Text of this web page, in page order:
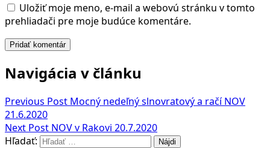
Uložiť moje meno, e-mail a webovú stránku v tomto
prehliadači pre moje budúce komentáre.
Navigácia v článku
Previous Post Mocný nedeľný slnovratový a račí NOV
21.6.2020
Next Post NOV v Rakovi 20.7.2020
Hľadať: